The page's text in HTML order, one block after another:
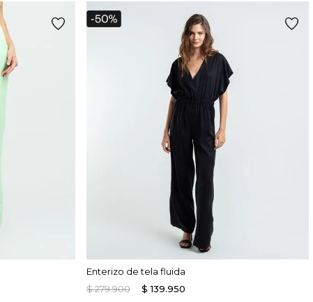
Enterizo de tela fluida
$279.900 $ 139.950